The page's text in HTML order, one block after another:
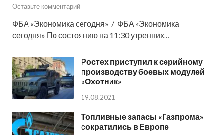
Оставьте комментарий
ФБА «Экономика сегодня» / ФБА «Экономика
сегодня» По состоянию на 11:30 утренних…
Ростех приступил к серийному
производству боевых модулей
«Охотник»
19.08.2021
Топливные запасы «Газпрома»
сократились в Европе